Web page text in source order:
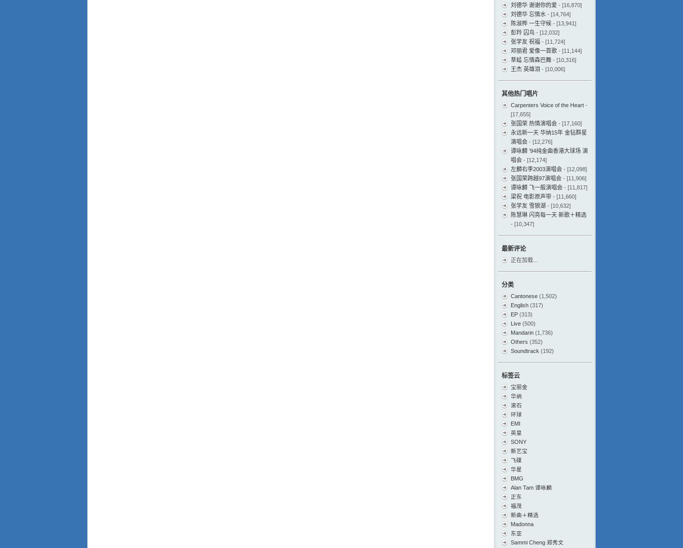
刘德华 谢谢你的爱 - [16,870]
刘德华 忘情水 - [14,764]
陈淑桦 一生守候 - [13,941]
彭羚 囚鸟 - [12,032]
张学友 祝福 - [11,724]
邓丽君 爱像一首歌 - [11,144]
草蜢 忘情森巴舞 - [10,316]
王杰 英雄泪 - [10,006]
其他热门唱片
Carpenters Voice of the Heart -
[17,655]
张国荣 热情演唱会 - [17,160]
永远新一天 华纳15年 金钻群星
演唱会 - [12,276]
谭咏麟 ’94纯金曲香港大球场 演
唱会 - [12,174]
左麟右李2003演唱会 - [12,098]
张国荣跨越97演唱会 - [11,906]
谭咏麟 飞一般演唱会 - [11,817]
梁祝 电影原声带 - [11,660]
张学友 雪狼湖 - [10,632]
陈慧琳 闪亮每一天 新歌＋精选
- [10,347]
最新评论
正在加载...
分类
Cantonese (1,502)
English (317)
EP (313)
Live (500)
Mandarin (1,736)
Others (352)
Soundtrack (192)
标签云
宝丽金
华纳
滚石
环球
EMI
英皇
SONY
新艺宝
飞碟
华星
BMG
Alan Tam 谭咏麟
正东
福茂
新曲＋精选
Madonna
东亚
Sammi Cheng 郑秀文